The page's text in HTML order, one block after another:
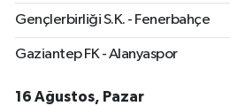
Gençlerbirliği S.K. - Fenerbahçe
Gaziantep FK - Alanyaspor
16 Ağustos, Pazar